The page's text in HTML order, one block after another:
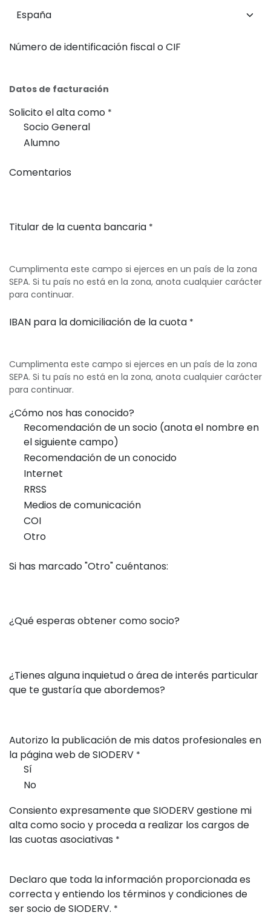
Número de identificación fiscal o CIF
Datos de facturación
Solicito el alta como *
Socio General
Alumno
Comentarios
Titular de la cuenta bancaria *
Cumplimenta este campo si ejerces en un país de la zona
SEPA. Si tu país no está en la zona, anota cualquier carácter
para continuar.
IBAN para la domiciliación de la cuota *
Cumplimenta este campo si ejerces en un país de la zona
SEPA. Si tu país no está en la zona, anota cualquier carácter
para continuar.
¿Cómo nos has conocido?
Recomendación de un socio (anota el nombre en
el siguiente campo)
Recomendación de un conocido
Internet
RRSS
Medios de comunicación
COI
Otro
Si has marcado "Otro" cuéntanos:
¿Qué esperas obtener como socio?
¿Tienes alguna inquietud o área de interés particular
que te gustaría que abordemos?
Autorizo la publicación de mis datos profesionales en
la página web de SIODERV *
Sí
No
Consiento expresamente que SIODERV gestione mi
alta como socio y proceda a realizar los cargos de
las cuotas asociativas *
Declaro que toda la información proporcionada es
correcta y entiendo los términos y condiciones de
ser socio de SIODERV. *